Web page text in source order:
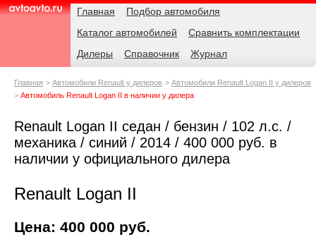
AvtoAvto.ru
Навигация Главная
Подбор автомобиля
Каталог автомобилей
Сравнить комплектации
Дилеры
Справочник Журнал
Родительские
Главная Автомобили Renault у дилеров
Автомобили Renault Logan II у дилеров
Автомобиль Renault Logan II в наличии у дилера
Renault Logan II седан / бензин / 102 л.с. /
механика / синий / 2014 / 400 000 руб. в
наличии у официального дилера
Renault Logan II
Цена: 400 000 руб.